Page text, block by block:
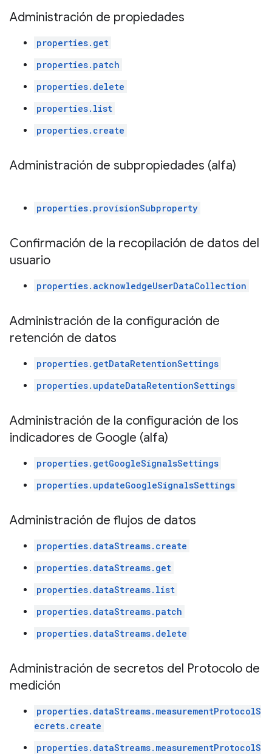
Administración de propiedades
properties.get
properties.patch
properties.delete
properties.list
properties.create
Administración de subpropiedades (alfa)
properties.provisionSubproperty
Confirmación de la recopilación de datos del
usuario
properties.acknowledgeUserDataCollection
Administración de la configuración de
retención de datos
properties.getDataRetentionSettings
properties.updateDataRetentionSettings
Administración de la configuración de los
indicadores de Google (alfa)
properties.getGoogleSignalsSettings
properties.updateGoogleSignalsSettings
Administración de flujos de datos
properties.dataStreams.create
properties.dataStreams.get
properties.dataStreams.list
properties.dataStreams.patch
properties.dataStreams.delete
Administración de secretos del Protocolo de
medición
properties.dataStreams.measurementProtocolS
ecrets.create
properties.dataStreams.measurementProtocolS